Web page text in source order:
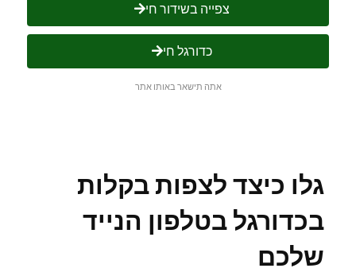
צפייה בשידור חי
כדורגל חי
אתה תישאר באותו אתר
גלו כיצד לצפות בקלות
בכדורגל בטלפון הנייד
שלכם